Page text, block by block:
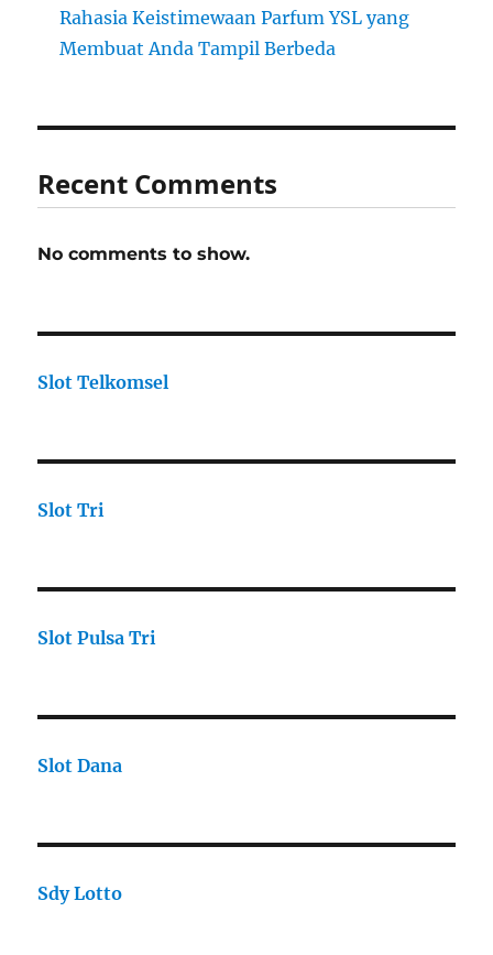
Rahasia Keistimewaan Parfum YSL yang
Membuat Anda Tampil Berbeda
Recent Comments
No comments to show.
Slot Telkomsel
Slot Tri
Slot Pulsa Tri
Slot Dana
Sdy Lotto